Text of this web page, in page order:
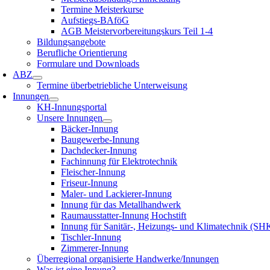
Termine Meisterkurse
Aufstiegs-BAföG
AGB Meistervorbereitungskurs Teil 1-4
Bildungsangebote
Berufliche Orientierung
Formulare und Downloads
ABZ
Termine überbetriebliche Unterweisung
Innungen
KH-Innungsportal
Unsere Innungen
Bäcker-Innung
Baugewerbe-Innung
Dachdecker-Innung
Fachinnung für Elektrotechnik
Fleischer-Innung
Friseur-Innung
Maler- und Lackierer-Innung
Innung für das Metallhandwerk
Raumausstatter-Innung Hochstift
Innung für Sanitär-, Heizungs- und Klimatechnik
Tischler-Innung
Zimmerer-Innung
Überregional organisierte Handwerke/Innungen